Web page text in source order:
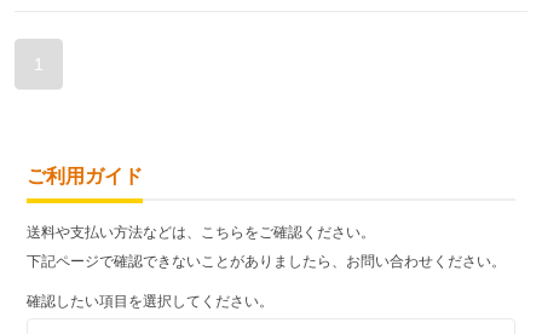
1
ご利用ガイド
送料や支払い方法などは、こちらをご確認ください。
下記ページで確認できないことがありましたら、お問い合わせください。
確認したい項目を選択してください。